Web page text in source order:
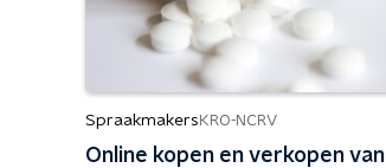
Spraakmakers KRO-NCRV
Online kopen en verkopen van